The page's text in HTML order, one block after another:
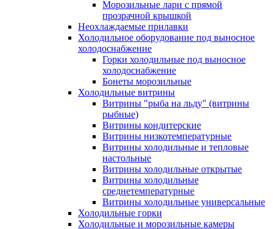
Морозильные лари с прямой
прозрачной крышкой
Неохлаждаемые прилавки
Холодильное оборудование под выносное
холодоснабжение
Горки холодильные под выносное
холодоснабжение
Бонеты морозильные
Холодильные витрины
Витрины "рыба на льду" (витрины
рыбные)
Витрины кондитерские
Витрины низкотемпературные
Витрины холодильные и тепловые
настольные
Витрины холодильные открытые
Витрины холодильные
среднетемпературные
Витрины холодильные универсальные
Холодильные горки
Холодильные и морозильные камеры